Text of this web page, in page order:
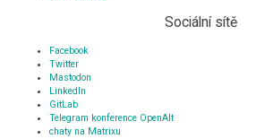
Sociální sítě
Facebook
Twitter
Mastodon
LinkedIn
GitLab
Telegram konference OpenAlt
chaty na Matrixu